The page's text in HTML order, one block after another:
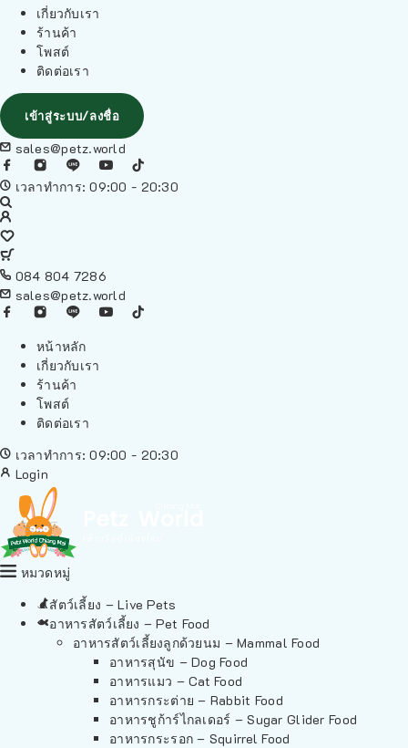
เกี่ยวกับเรา
ร้านค้า
โพสต์
ติดต่อเรา
เข้าสู่ระบบ/ลงชื่อ
sales@petz.world
เวลาทำการ: 09:00 - 20:30
084 804 7286
sales@petz.world
หน้าหลัก
เกี่ยวกับเรา
ร้านค้า
โพสต์
ติดต่อเรา
เวลาทำการ: 09:00 - 20:30
Login
หมวดหมู่
สัตว์เลี้ยง – Live Pets
อาหารสัตว์เลี้ยง – Pet Food
อาหารสัตว์เลี้ยงลูกด้วยนม – Mammal Food
อาหารสุนัข – Dog Food
อาหารแมว – Cat Food
อาหารกระต่าย – Rabbit Food
อาหารชูก้าร์ไกลเดอร์ – Sugar Glider Food
อาหารกระรอก – Squirrel Food